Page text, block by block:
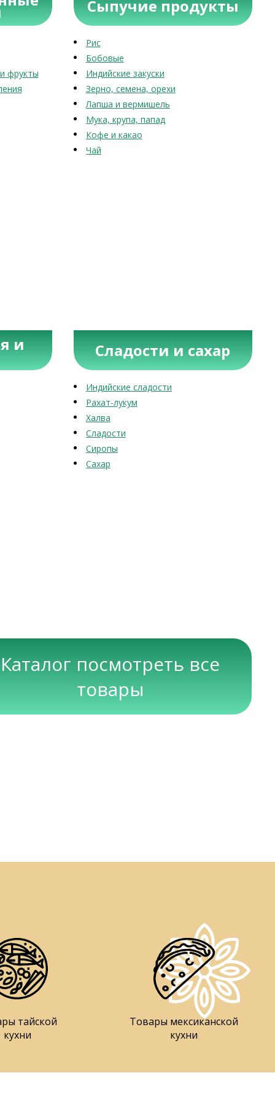
фрукты
Сыпучие продукты
Рис
Бобовые
Индийские закуски
Зерно, семена, орехи
Лапша и вермишель
Мука, крупа, папад
Кофе и какао
Чай
и Сладости и сахар
Индийские сладости
Рахат-лукум
Халва
Сладости
Сиропы
Сахар
Каталог посмотреть все
товары
тайской
кухни
Товары мексиканской
кухни